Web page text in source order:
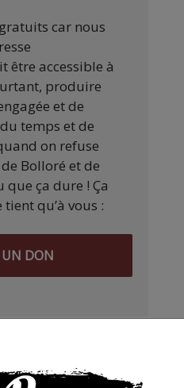
car nous
être accessible à
produire
et de
temps et de
on refuse
Bolloré et de
ça dure ! Ça
qu’à vous :
UN DON